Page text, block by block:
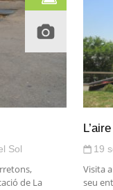
Sol
de La
19
Visita
seu